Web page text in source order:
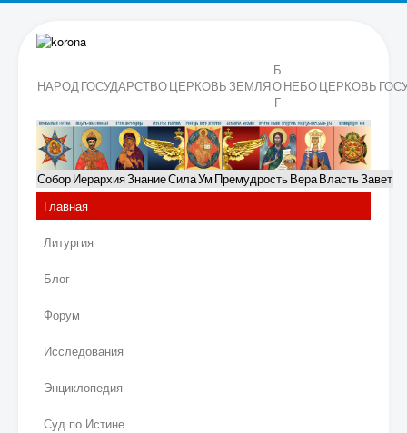
НАРОДГОСУДАРСТВОЦЕРКОВЬЗЕМЛЯ
Б
О
Г
НЕБОЦЕРКОВЬ
СоборИерархияЗнаниеСилаУм ПремудростьВераВластьЗавет
Главная
Литургия
Блог
Форум
Исследования
Энциклопедия
Суд по Истине